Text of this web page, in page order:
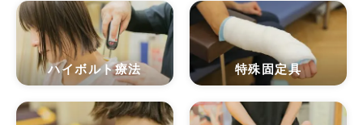
ハイボルト療法 特殊固定具